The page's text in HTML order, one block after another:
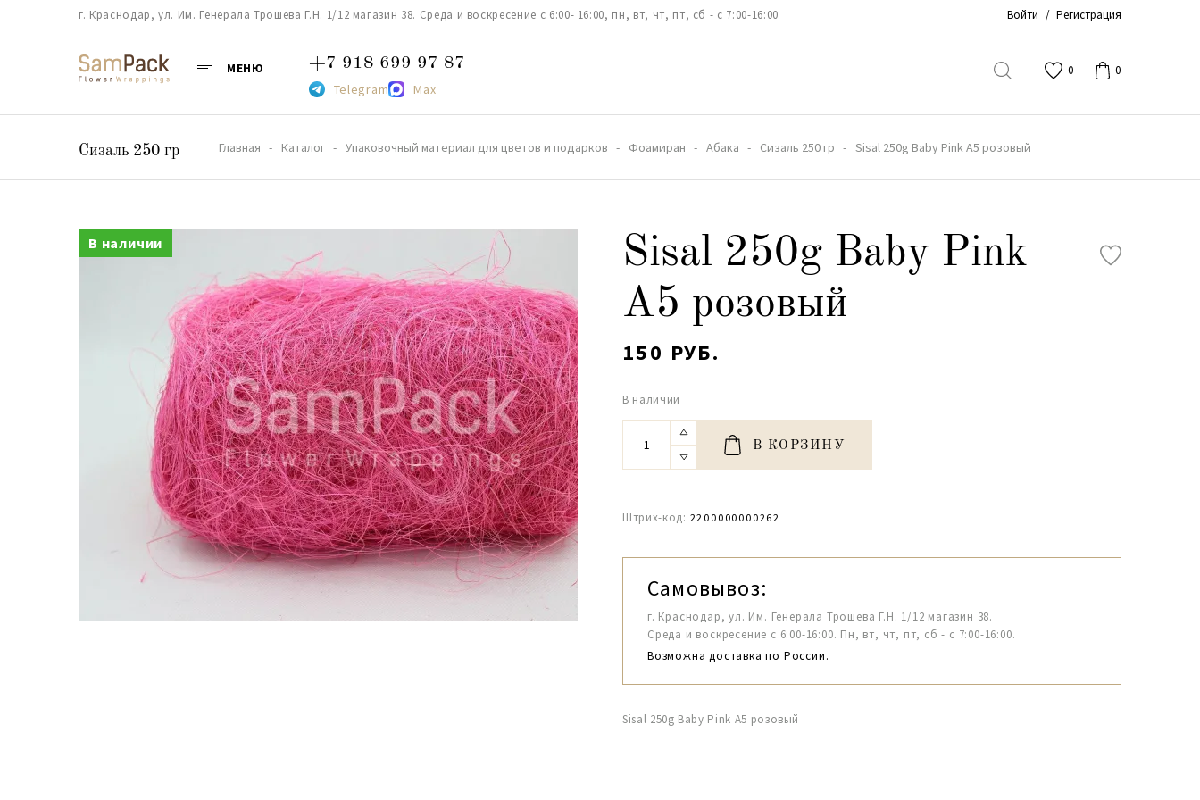
г. Краснодар, ул. Им. Генерала Трошева Г.Н. 1/12 магазин 38. Среда и воскресение с 6:00- 16:00, пн, вт, чт, пт, сб - с 7:00-16:00 Войти / Регистрация
МЕНЮ +7 918 699 97 87
Telegram Max
0 0
Сизаль 250 гр Главная Каталог Упаковочный материал для цветов и подарков Фоамиран Абака Сизаль 250 гр Sisal 250g Baby Pink A5 розовый
В наличии
Sisal 250g Baby Pink
A5 розовый
150 РУБ.
В наличии
В КОРЗИНУ
Штрих-код: 2200000000262
Самовывоз:
г. Краснодар, ул. Им. Генерала Трошева Г.Н. 1/12 магазин 38.
Среда и воскресение с 6:00-16:00. Пн, вт, чт, пт, сб - с 7:00-16:00.
Возможна доставка по России.
Sisal 250g Baby Pink A5 розовый